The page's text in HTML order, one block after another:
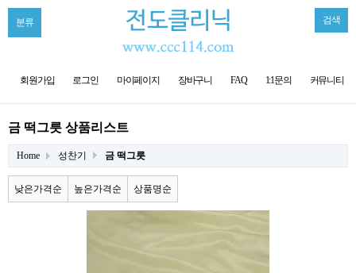
분류 검색
회원가입 로그인 마이페이지 장바구니 FAQ 1:1문의 커뮤니티
금 떡그릇 상품리스트
Home 성찬기 금 떡그릇
낮은가격순 높은가격순 상품명순